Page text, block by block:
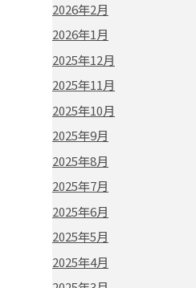
2026年2月
2026年1月
2025年12月
2025年11月
2025年10月
2025年9月
2025年8月
2025年7月
2025年6月
2025年5月
2025年4月